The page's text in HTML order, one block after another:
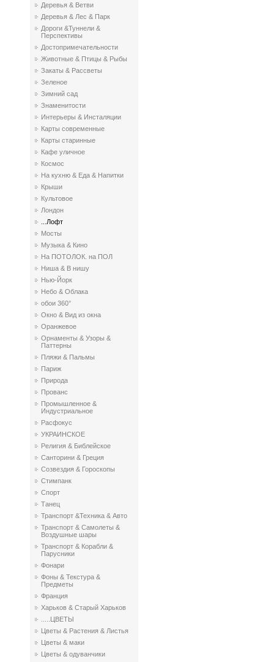
Деревья & Ветви
Деревья & Лес & Парк
Дороги &Туннели &
Перспективы
Достопримечательности
Животные & Птицы & Рыбы
Закаты & Рассветы
Зеленое
Зимний сад
Знаменитости
Интерьеры & Инсталяции
Карты современные
Карты старинные
Кафе уличное
Космос
На кухню & Еда & Напитки
Крыши
Культовое
Лондон
...Лофт
Мосты
Музыка & Кино
На ПОТОЛОК. на ПОЛ
Ниша & В нишу
Нью-Йорк
Небо & Облака
обои 360°
Окно & Вид из окна
Оранжевое
Орнаменты & Узоры &
Паттерны
Пляжи & Пальмы
Париж
Природа
Прованс
Промышленное &
Индустриальное
Расфокус
УКРАИНСКОЕ
Религия & Библейское
Санторини & Греция
Созвездия & Гороскопы
Стимпанк
Спорт
Танец
Транспорт &Техника & Авто
Транспорт & Самолеты &
Воздушные шары
Транспорт & Корабли &
Парусники
Фонари
Фоны & Текстура &
Предметы
Франция
Харьков & Старый Харьков
.....ЦВЕТЫ
Цветы & Растения & Листья
Цветы & маки
Цветы & одуванчики